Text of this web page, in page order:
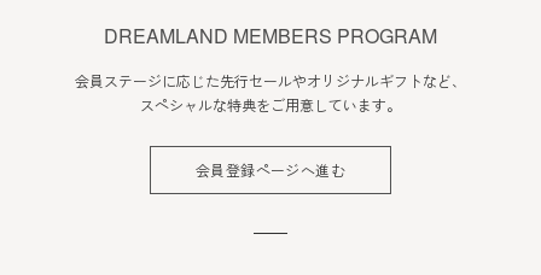
DREAMLAND MEMBERS PROGRAM
会員ステージに応じた先行セールやオリジナルギフトなど、
スペシャルな特典をご用意しています。
会員登録ページへ進む